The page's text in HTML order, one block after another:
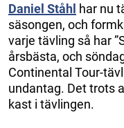
Daniel Ståhl har nu
säsongen, och
varje tävling så har
årsbästa, och
Continental Tour-
undantag. Det trots
kast i tävlingen.